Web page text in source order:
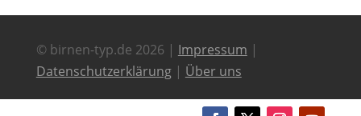
© birnen-typ.de 2026 | Impressum |
Datenschutzerklärung| Über uns